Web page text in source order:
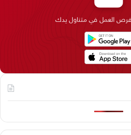
ن
ر
ا
م
م
k
العمل في متناول يدك